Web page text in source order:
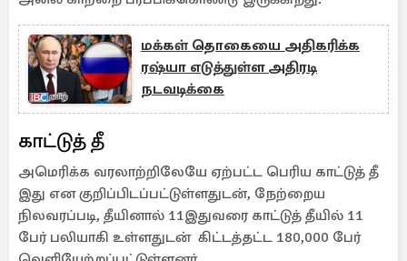
மக்கள் தொகையை அதிகரிக்க
ரஷ்யா எடுத்துள்ள அதிரடி
நடவடிக்கை
காட்டுத் தீ
அமெரிக்க வரலாற்றிலேயே ஏற்பட்ட பெரிய காட்டுத் தீ
இது என குறிப்பிடப்பட்டுள்ளதுடன், நேற்றைய
நிலவரப்படி, தீயினால் 11இதுவரை காட்டுத் தீயில் 11
பேர் பலியாகி உள்ளதுடன் கிட்டத்தட்ட 180,000 பேர்